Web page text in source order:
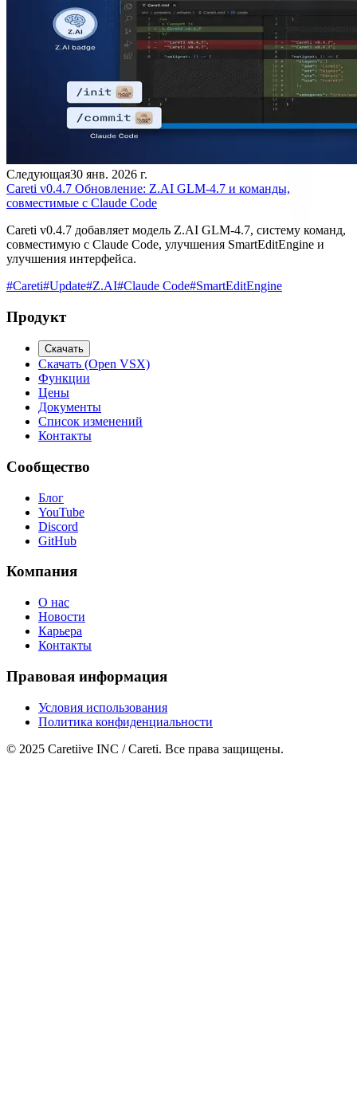
Следующая30 янв. 2026 г.
Careti v0.4.7 Обновление: Z.AI GLM-4.7 и команды,
совместимые с Claude Code
Careti v0.4.7 добавляет модель Z.AI GLM-4.7, систему команд,
совместимую с Claude Code, улучшения SmartEditEngine и
улучшения интерфейса.
#Careti#Update#Z.AI#Claude Code#SmartEditEngine
Продукт
Скачать
Скачать (Open VSX)
Функции
Цены
Документы
Список изменений
Контакты
Сообщество
Блог
YouTube
Discord
GitHub
Компания
О нас
Новости
Карьера
Контакты
Правовая информация
Условия использования
Политика конфиденциальности
© 2025 Caretiive INC / Careti. Все права защищены.